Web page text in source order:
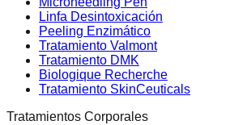
Linfa Desintoxicación
Peeling Enzimático
Tratamiento Valmont
Tratamiento DMK
Biologique Recherche
Tratamiento SkinCeuticals
Tratamientos Corporales